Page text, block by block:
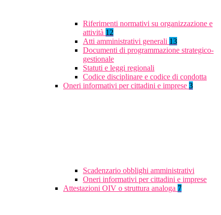
Riferimenti normativi su organizzazione e
attività 12
Atti amministrativi generali 13
Documenti di programmazione strategico-
gestionale
Statuti e leggi regionali
Codice disciplinare e codice di condotta
Oneri informativi per cittadini e imprese 3
Scadenzario obblighi amministrativi
Oneri informativi per cittadini e imprese
Attestazioni OIV o struttura analoga 7